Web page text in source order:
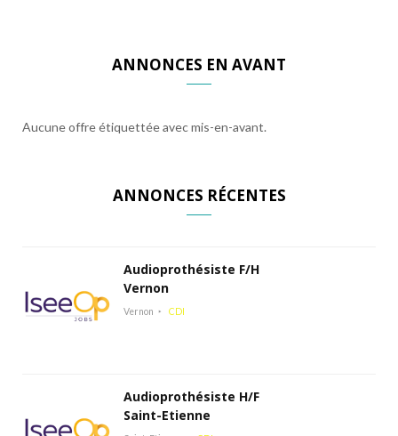
ANNONCES EN AVANT
Aucune offre étiquettée avec mis-en-avant.
ANNONCES RÉCENTES
Audioprothésiste F/H
Vernon
Vernon CDI
Audioprothésiste H/F
Saint-Etienne